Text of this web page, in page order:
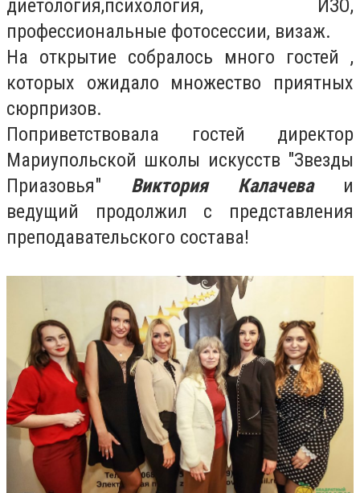
диетология,психология, ИЗО,
профессиональные фотосессии, визаж.
На открытие собралось много гостей ,
которых ожидало множество приятных
сюрпризов.
Поприветствовала гостей директор
Мариупольской школы искусств "Звезды
Приазовья" Виктория Калачеваи
ведущий продолжил с представления
преподавательского состава!